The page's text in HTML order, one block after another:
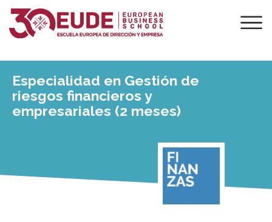
Especialidad en Gestión de
riesgos financieros y
empresariales (2 meses)